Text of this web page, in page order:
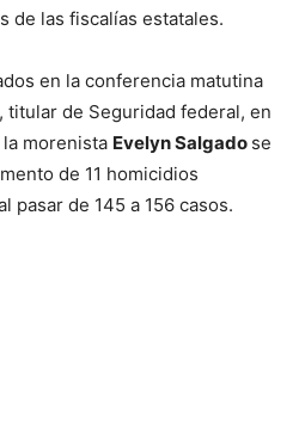
de las fiscalías estatales.
en la conferencia matutina
titular de Seguridad federal, en
morenista Evelyn Salgado se
de 11 homicidios
pasar de 145 a 156 casos.